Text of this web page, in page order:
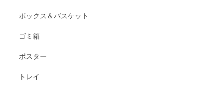
ボックス＆バスケット
ゴミ箱
ポスター
トレイ